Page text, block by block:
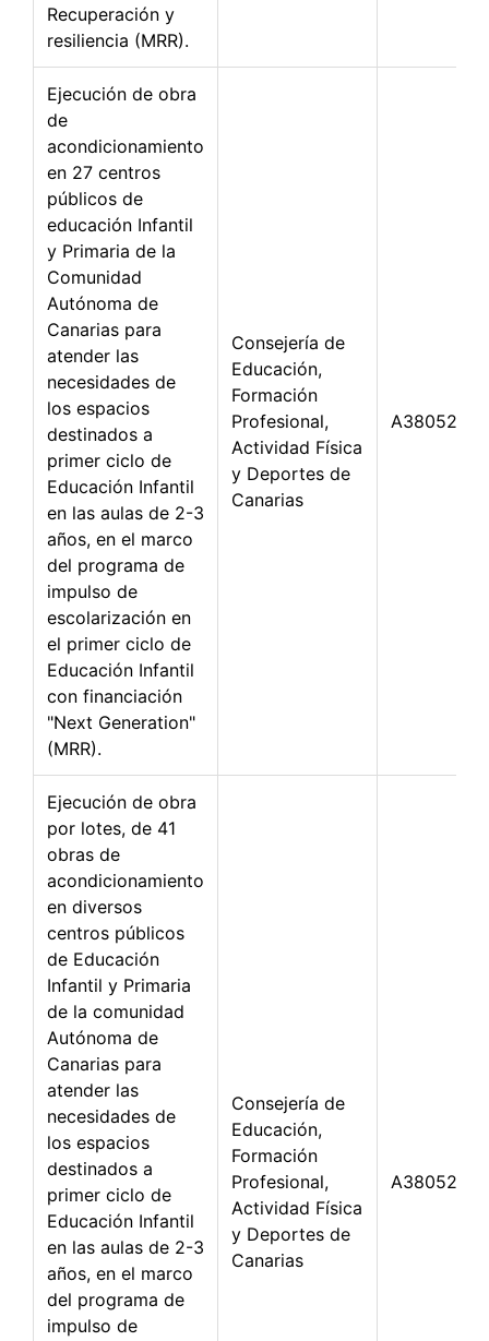
Recuperación y
resiliencia (MRR).
Ejecución de obra
de
acondicionamiento
en 27 centros
públicos de
educación Infantil
y Primaria de la
Comunidad
Autónoma de
Canarias para
atender las
necesidades de
los espacios
destinados a
primer ciclo de
Educación Infantil
en las aulas de 2-3
años, en el marco
del programa de
impulso de
escolarización en
el primer ciclo de
Educación Infantil
con financiación
"Next Generation"
(MRR).
Consejería de
Educación,
Formación
Profesional,
Actividad Física
y Deportes de
Canarias
A38052882
Ejecución de obra
por lotes, de 41
obras de
acondicionamiento
en diversos
centros públicos
de Educación
Infantil y Primaria
de la comunidad
Autónoma de
Canarias para
atender las
necesidades de
los espacios
destinados a
primer ciclo de
Educación Infantil
en las aulas de 2-3
años, en el marco
del programa de
impulso de
Consejería de
Educación,
Formación
Profesional,
Actividad Física
y Deportes de
Canarias
A38052882